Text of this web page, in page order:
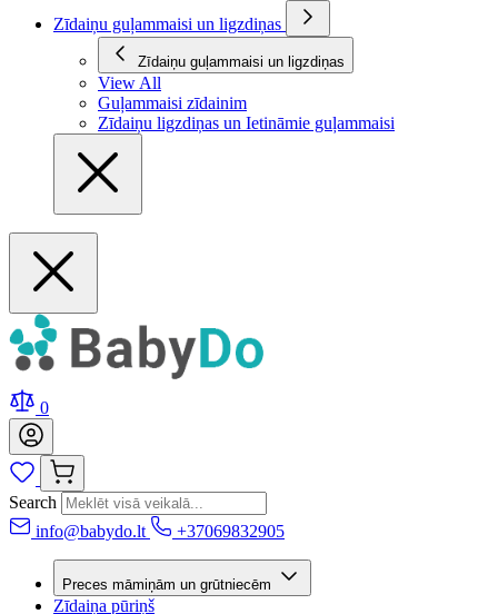
Zīdaiņu guļammaisi un ligzdiņas
Zīdaiņu guļammaisi un ligzdiņas
View All
Guļammaisi zīdainim
Zīdaiņu ligzdiņas un Ietināmie guļammaisi
0
Search
info@babydo.lt
+37069832905
Preces māmiņām un grūtniecēm
Zīdaiņa pūriņš